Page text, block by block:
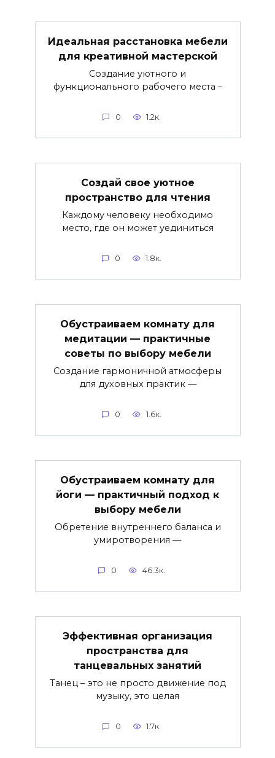
Идеальная расстановка мебели
для креативной мастерской
Создание уютного и
функционального рабочего места –
0 1.2к.
Создай свое уютное
пространство для чтения
Каждому человеку необходимо
место, где он может уединиться
0 1.8к.
Обустраиваем комнату для
медитации — практичные
советы по выбору мебели
Создание гармоничной атмосферы
для духовных практик —
0 1.6к.
Обустраиваем комнату для
йоги — практичный подход к
выбору мебели
Обретение внутреннего баланса и
умиротворения —
0 46.3к.
Эффективная организация
пространства для
танцевальных занятий
Танец – это не просто движение под
музыку, это целая
0 1.7к.